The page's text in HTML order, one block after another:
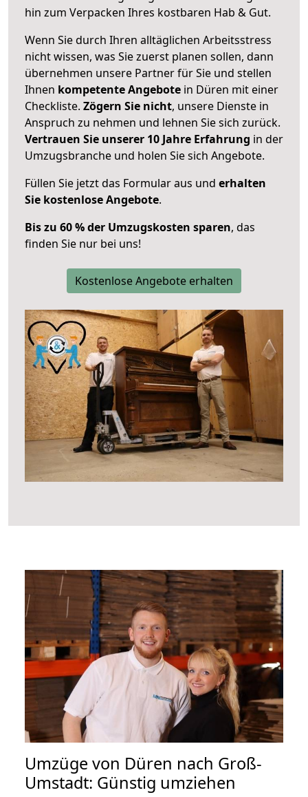
hin zum Verpacken Ihres kostbaren Hab & Gut.
Wenn Sie durch Ihren alltäglichen Arbeitsstress
nicht wissen, was Sie zuerst planen sollen, dann
übernehmen unsere Partner für Sie und stellen
Ihnen kompetente Angebote in Düren mit einer
Checkliste. Zögern Sie nicht, unsere Dienste in
Anspruch zu nehmen und lehnen Sie sich zurück.
Vertrauen Sie unserer 10 Jahre Erfahrung in der
Umzugsbranche und holen Sie sich Angebote.
Füllen Sie jetzt das Formular aus und erhalten
Sie kostenlose Angebote.
Bis zu 60 % der Umzugskosten sparen, das
finden Sie nur bei uns!
Kostenlose Angebote erhalten
Umzüge von Düren nach Groß-
Umstadt: Günstig umziehen